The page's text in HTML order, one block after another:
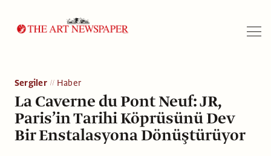
Sergiler Haber
La Caverne du Pont Neuf: JR,
Paris’in Tarihi Köprüsünü Dev
Bir Enstalasyona Dönüştürüyor